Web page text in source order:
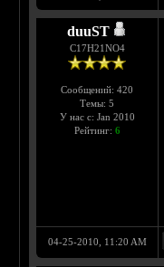
duuST
С17H21NO4
Сообщений: 420
Темы: 5
У нас с: Jan 2010
Рейтинг: 6
04-25-2010, 11:20 AM